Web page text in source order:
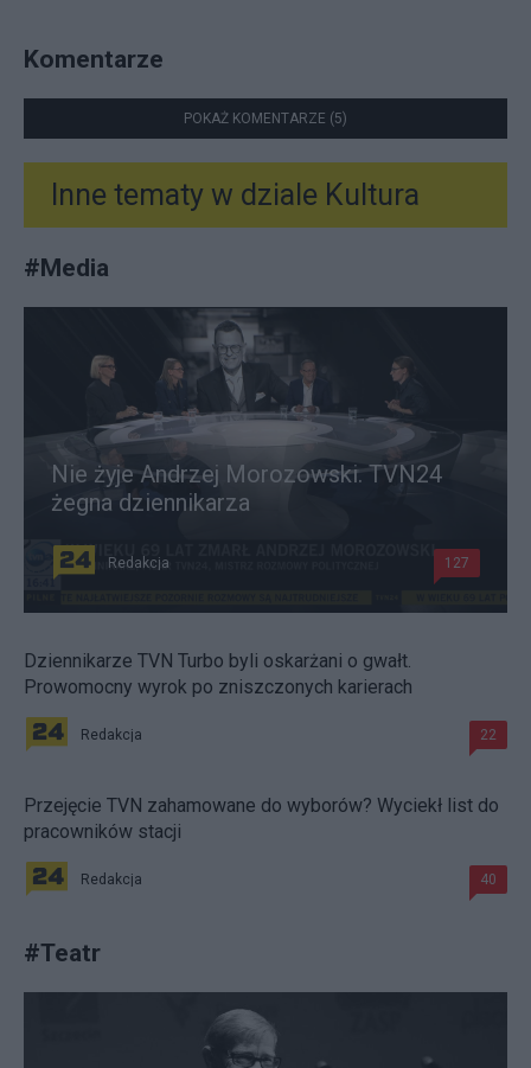
Komentarze
POKAŻ KOMENTARZE (5)
Inne tematy w dziale Kultura
#Media
Nie żyje Andrzej Morozowski. TVN24
żegna dziennikarza
Redakcja 127
Dziennikarze TVN Turbo byli oskarżani o gwałt.
Prowomocny wyrok po zniszczonych karierach
Redakcja 22
Przejęcie TVN zahamowane do wyborów? Wyciekł list do
pracowników stacji
Redakcja 40
#Teatr